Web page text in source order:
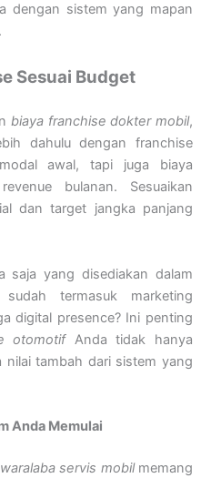
dengan sistem yang mapan
Sesuai Budget
biaya franchise dokter mobil,
dahulu dengan franchise
awal, tapi juga biaya
bulanan. Sesuaikan
dan target jangka panjang
saja yang disediakan dalam
termasuk marketing
digital presence? Ini penting
otomotifAnda tidak hanya
nilai tambah dari sistem yang
Anda Memulai
waralaba servis mobilmemang